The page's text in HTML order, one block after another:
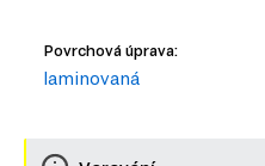
Povrchová úprava:
laminovaná